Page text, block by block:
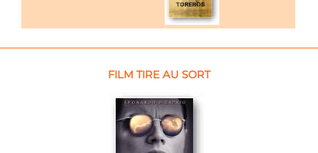
FILM TIRE AU SORT